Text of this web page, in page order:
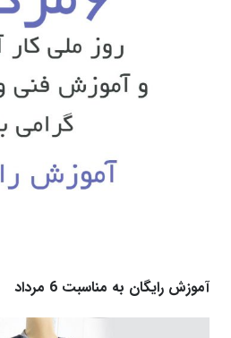
آموزش رایگان به مناسبت 6 مرداد